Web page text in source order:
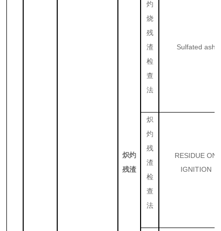
炽灼
残渣
灼
烧
残
渣
检
查
法
Sulfated ash
炽
灼
残
渣
检
查
法
RESIDUE ON
IGNITION